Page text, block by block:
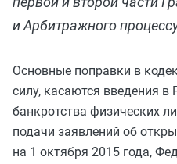
и Арбитражного
Основные поправки в
силу, касаются введения в
банкротства физических
подачи заявлений об
на 1 октября 2015 года,